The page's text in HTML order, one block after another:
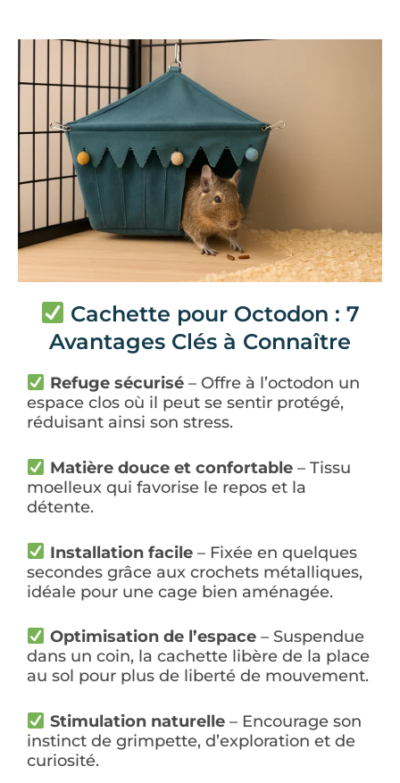
Cachette pour Octodon : 7
Avantages Clés à Connaître
Refuge sécurisé– Offre à l’octodon un
espace clos où il peut se sentir protégé,
réduisant ainsi son stress.
Matière douce et confortable– Tissu
moelleux qui favorise le repos et la
détente.
Installation facile– Fixée en quelques
secondes grâce aux crochets métalliques,
idéale pour une cage bien aménagée.
Optimisation de l’espace– Suspendue
dans un coin, la cachette libère de la place
au sol pour plus de liberté de mouvement.
Stimulation naturelle– Encourage son
instinct de grimpette, d’exploration et de
curiosité.